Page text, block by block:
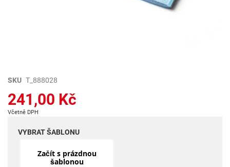
Přeskočit
začátek
galerie
obrázky
SKU T_888028
241,00 Kč
Včetně DPH
VYBRAT ŠABLONU
Začít s prázdnou
šablonou